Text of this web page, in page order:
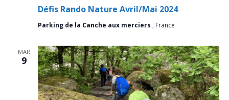
Défis Rando Nature Avril/Mai 2024
Parking de la Canche aux merciers , France
MAR
9